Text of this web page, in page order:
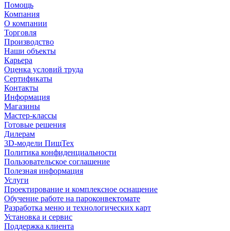
Помощь
Компания
О компании
Торговля
Производство
Наши объекты
Карьера
Оценка условий труда
Сертификаты
Контакты
Информация
Магазины
Мастер-классы
Готовые решения
Дилерам
3D-модели ПищТех
Политика конфиденциальности
Пользовательское соглашение
Полезная информация
Услуги
Проектирование и комплексное оснащение
Обучение работе на пароконвектомате
Разработка меню и технологических карт
Установка и сервис
Поддержка клиента